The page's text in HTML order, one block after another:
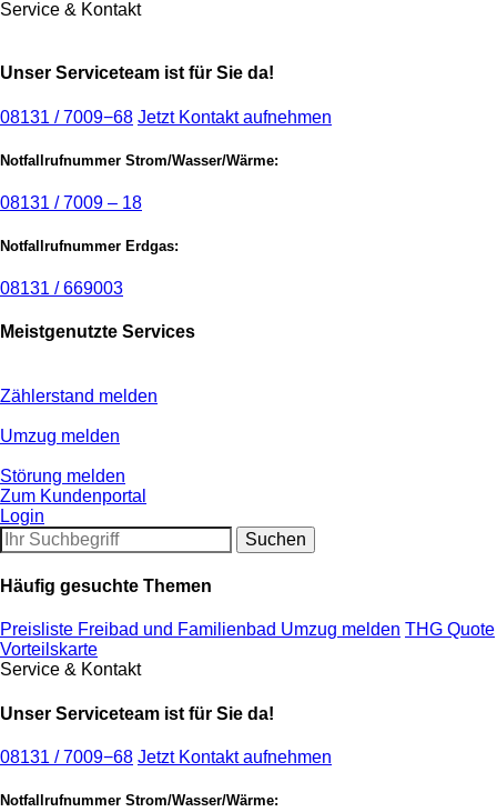
Service & Kontakt
Unser Serviceteam ist für Sie da!
08131 / 7009−68 Jetzt Kontakt aufnehmen
Notfallrufnummer Strom/Wasser/Wärme:
08131 / 7009 – 18
Notfallrufnummer Erdgas:
08131 / 669003
Meistgenutzte Services
Zählerstand melden
Umzug melden
Störung melden
Zum Kundenportal
Login
Häufig gesuchte Themen
Preisliste Freibad und Familienbad Umzug melden THG Quote
Vorteilskarte
Service & Kontakt
Unser Serviceteam ist für Sie da!
08131 / 7009−68 Jetzt Kontakt aufnehmen
Notfallrufnummer Strom/Wasser/Wärme: